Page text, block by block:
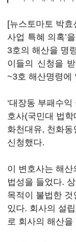
[뉴스토마토 박
사업 특혜 의혹’
3호의 해산을 명
이들의 신청을
~3호 해산명령에
‘대장동 부패수
호사(국민대 법학
화천대유, 천화동
신청했다.
이 변호사는 해
법성을 들었다.
목적이 불법한 것
있다. 회사의 설
로 회사의 해산을